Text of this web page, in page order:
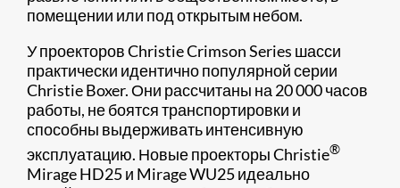
помещении или под открытым небом.
У проекторов Christie Crimson Series шасси
практически идентично популярной серии
Christie Boxer. Они рассчитаны на 20 000 часов
работы, не боятся транспортировки и
способны выдерживать интенсивную
эксплуатацию. Новые проекторы Christie®
Mirage HD25 и Mirage WU25 идеально